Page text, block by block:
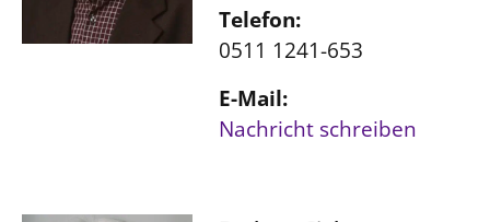
Telefon:
0511 1241-653
E-Mail:
Nachricht schreiben